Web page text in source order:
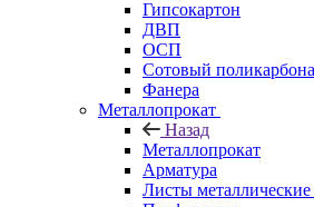
Гипсокартон
ДВП
ОСП
Сотовый
Фанера
Металлопрокат
Назад
Металлопрокат
Арматура
Листы